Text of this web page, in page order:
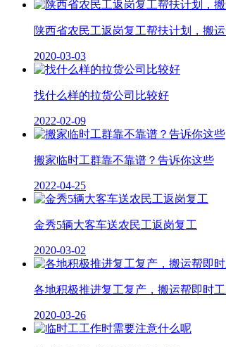
陕西省农民工返岗复工帮扶计划，搬
2020-03-03
找什么样的拉货公司比较好
2022-02-09
搬家临时工群靠不靠谱？告诉你这些
2022-04-25
金秀5辆大客车送农民工返岗复工
2020-03-02
各地积极推进复工复产，搬运帮即时
2020-03-26